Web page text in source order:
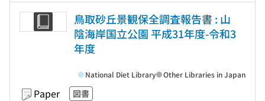
鳥取砂丘景観保全調査報告書 : 山
陰海岸国立公園 平成31年度-令和3
年度
Paper 図書
National Diet Library Other Libraries in Japan